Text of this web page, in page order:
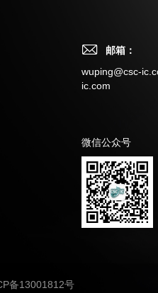
邮箱：
wuping@csc-
ic.com
微信公众号
备13001812号